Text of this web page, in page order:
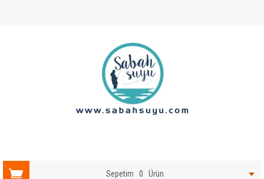
Sepetim 0 Ürün